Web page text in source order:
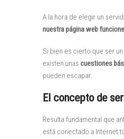
A la hora de elegir un
nuestra página web funcione
Si bien es cierto que ser
existen unas cuestiones
pueden escapar.
El concepto de
Resulta fundamental que
está conectado a Internet